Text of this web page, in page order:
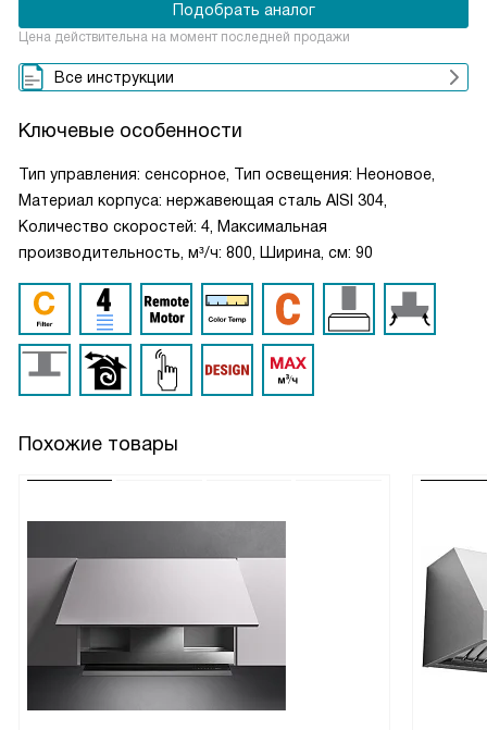
Подобрать аналог
Цена действительна на момент последней продажи
Все инструкции
Ключевые особенности
Тип управления: сенсорное, Тип освещения: Неоновое,
Материал корпуса: нержавеющая сталь AISI 304,
Количество скоростей: 4, Максимальная
производительность, м³/ч: 800, Ширина, см: 90
Похожие товары